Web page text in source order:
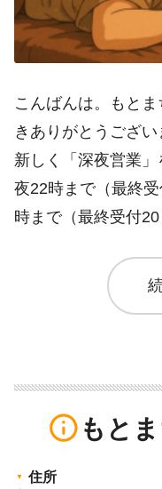
こんばんは。もと
きありがとうござ
新しく「深夜営業
夜22時まで（最終
時まで（最終受付
info_outline もと
住所